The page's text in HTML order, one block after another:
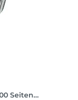
Seiten